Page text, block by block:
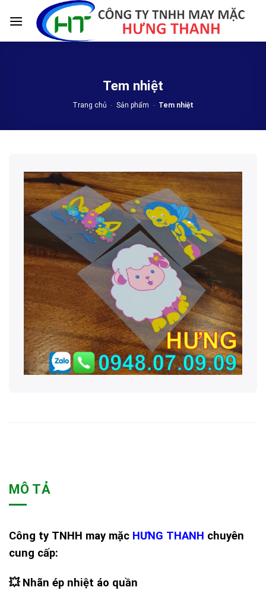
Tem nhiệt
Trang chủ - Sản phẩm - Tem nhiệt
MÔ TẢ
Công ty TNHH may mặc HƯNG THANH chuyên
cung cấp:
💥 Nhãn ép nhiệt áo quần